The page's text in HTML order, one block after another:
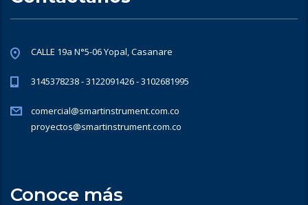
CALLE 19a N°5-06 Yopal, Casanare
3145378238 - 3122091426 - 3102681995
comercial@smartinstrument.com.co
proyectos@smartinstrument.com.co
Conoce más